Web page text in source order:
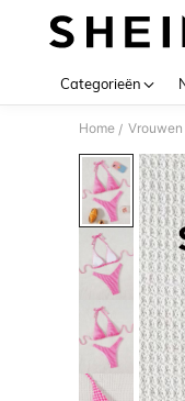
Categorieën
Home /